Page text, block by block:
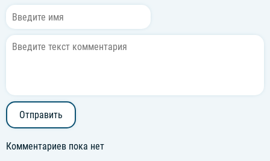
[Post-Chorus: All, Mark, Chenle, Haechan, *Renjun*]
Ooh, ah
그저 들려오는 리듬에 널 맡겨 off the wall
Off the wall
뛰어 all day jumping
Everybody going off the wall
Отправить
Комментариев пока нет